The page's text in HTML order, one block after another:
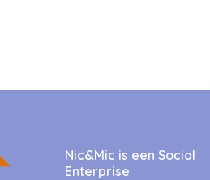
Nic&Mic is een Social
Enterprise